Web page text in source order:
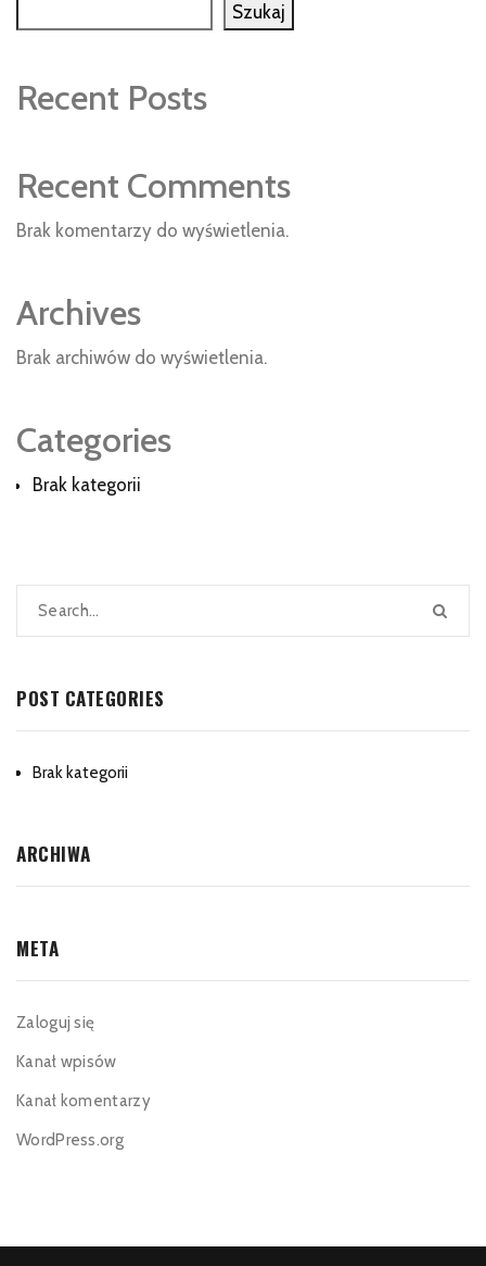
Szukaj
Recent Posts
Recent Comments
Brak komentarzy do wyświetlenia.
Archives
Brak archiwów do wyświetlenia.
Categories
Brak kategorii
POST CATEGORIES
Brak kategorii
ARCHIWA
META
Zaloguj się
Kanał wpisów
Kanał komentarzy
WordPress.org